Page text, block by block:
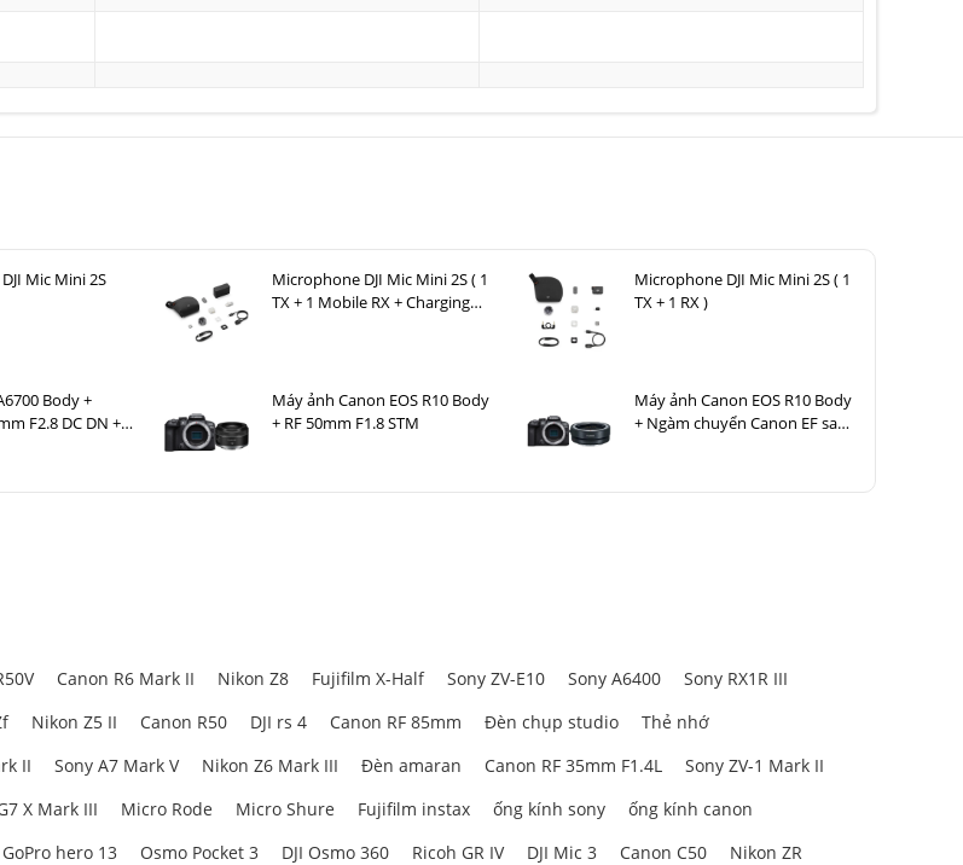
Mic Mini 2S
Microphone DJI Mic Mini 2S ( 1
TX + 1 Mobile RX + Charging
Microphone DJI Mic Mini 2S ( 1
TX + 1 RX )
Body +
F2.8 DC DN +
Máy ảnh Canon EOS R10 Body
+ RF 50mm F1.8 STM
Máy ảnh Canon EOS R10 Body
+ Ngàm chuyển Canon EF sang
Canon R6 Mark II Nikon Z8 Fujifilm X-Half Sony ZV-E10 Sony A6400
Sony RX1R III
Nikon Z5 II Canon R50 DJI rs 4 Canon RF 85mm Đèn chụp studio
Thẻ nhớ
II Sony A7 Mark V Nikon Z6 Mark III Đèn amaran Canon RF 35mm F1.4L
Sony ZV-1 Mark II
X Mark III Micro Rode Micro Shure Fujifilm instax ống kính sony
ống kính canon
GoPro hero 13 Osmo Pocket 3 DJI Osmo 360 Ricoh GR IV DJI Mic 3 Canon C50
Nikon ZR